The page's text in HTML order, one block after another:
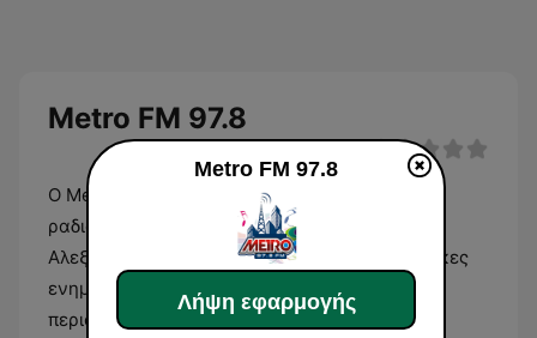
Metro FM 97.8
Ο Metro FM 97.8 είναι ένας περιφερειακός
ραδιοφωνικός σταθμός με έδρα την
Αλεξανδρούπολη, ο οποίος καλύπτει τις ανάγκες
ενημέρωσης και ψυχαγωγίας της ευρύτερης
περιοχής της Θράκης. Το περιεχόμενό του
Metro FM 97.8
Λήψη εφαρμογής